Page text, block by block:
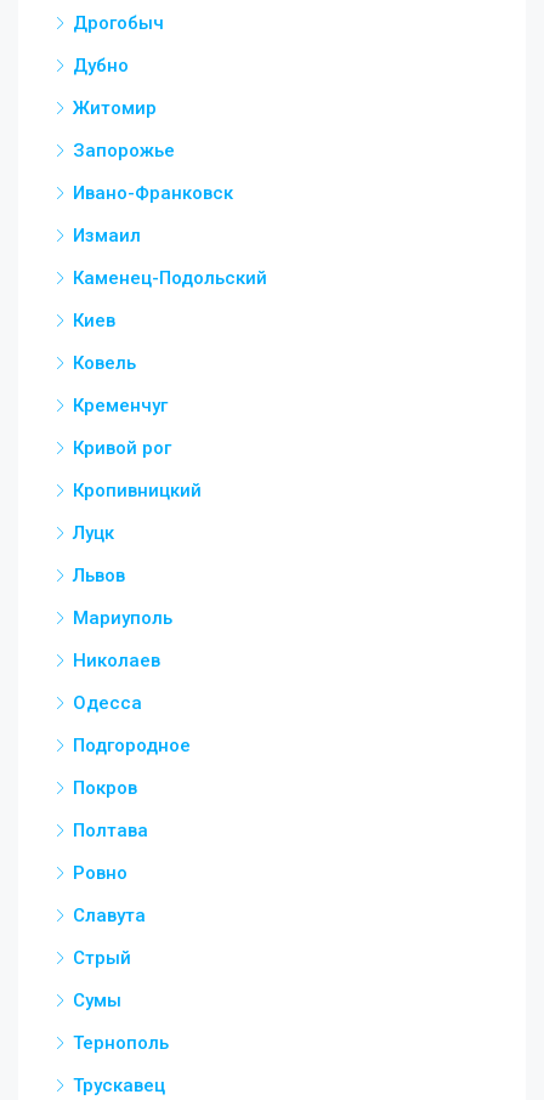
Дрогобыч
Дубно
Житомир
Запорожье
Ивано-Франковск
Измаил
Каменец-Подольский
Киев
Ковель
Кременчуг
Кривой рог
Кропивницкий
Луцк
Львов
Мариуполь
Николаев
Одесса
Подгородное
Покров
Полтава
Ровно
Славута
Стрый
Сумы
Тернополь
Трускавец